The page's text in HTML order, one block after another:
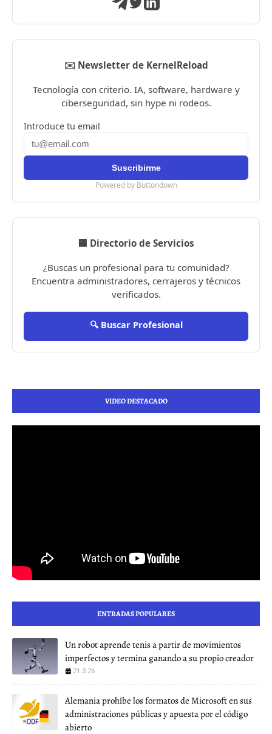
✉️ Newsletter de KernelReload
Tecnología con criterio. IA, software, hardware y
ciberseguridad, sin hype ni rodeos.
Introduce tu email
Powered by Buttondown
🏢 Directorio de Servicios
¿Buscas un profesional para tu comunidad?
Encuentra administradores, cerrajeros y técnicos
verificados.
🔍 Buscar Profesional
VIDEO DESTACADO
ENTRADAS POPULARES
Un robot aprende tenis a partir de movimientos
imperfectos y termina ganando a su propio creador
21.3.26
Alemania prohíbe los formatos de Microsoft en sus
administraciones públicas y apuesta por el código
abierto